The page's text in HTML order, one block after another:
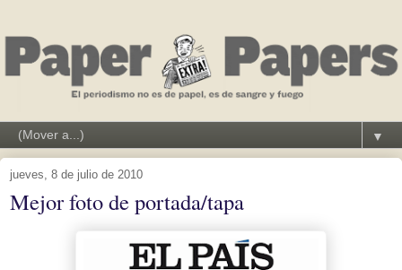
▼
jueves, 8 de julio de 2010
Mejor foto de portada/tapa